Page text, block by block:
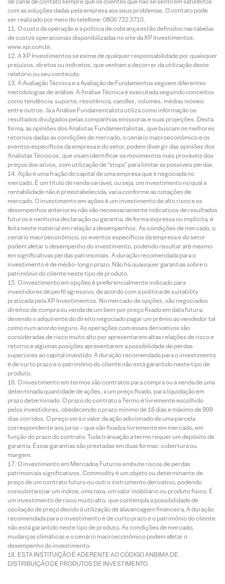
com as soluções dadas pela empresa aos seus problemas. O contato pode
ser realizado por meio do telefone: 0800 722 3710.
O custo da operação e a política de cobrança estão definidos nas tabelas
de custos operacionais disponibilizadas no site da XP Investimentos:
www.xpi.com.br.
A XP Investimentos se exime de qualquer responsabilidade por quaisquer
prejuízos, diretos ou indiretos, que venham a decorrer da utilização deste
relatório ou seu conteúdo.
A Avaliação Técnica e a Avaliação de Fundamentos seguem diferentes
metodologias de análise. A Análise Técnica é executada seguindo conceitos
como tendência, suporte, resistência, candles, volumes, médias móveis
entre outros. Já a Análise Fundamentalista utiliza como informação os
resultados divulgados pelas companhias emissoras e suas projeções. Desta
forma, as opiniões dos Analistas Fundamentalistas, que buscam os melhores
retornos dadas as condições de mercado, o cenário macroeconômico e os
eventos específicos da empresa e do setor, podem divergir das opiniões dos
Analistas Técnicos, que visam identificar os movimentos mais prováveis dos
preços dos ativos, com utilização de “stops” para limitar as possíveis perdas.
Ação é uma fração do capital de uma empresa que é negociada no
mercado. É um título de renda variável, ou seja, um investimento no qual a
rentabilidade não é preestabelecida, varia conforme as cotações de
mercado. O investimento em ações é um investimento de alto risco e os
desempenhos anteriores não são necessariamente indicativos de resultados
futuros e nenhuma declaração ou garantia, de forma expressa ou implícita, é
feita neste material em relação a desempenhos. As condições de mercado, o
cenário macroeconômico, os eventos específicos da empresa e do setor
podem afetar o desempenho do investimento, podendo resultar até mesmo
em significativas perdas patrimoniais. A duração recomendada para o
investimento é de médio-longo prazo. Não há quaisquer garantias sobre o
patrimônio do cliente neste tipo de produto.
O investimento em opções é preferencialmente indicado para
investidores de perfil agressivo, de acordo com a política de suitability
praticada pela XP Investimentos. No mercado de opções, são negociados
direitos de compra ou venda de um bem por preço fixado em data futura,
devendo o adquirente do direito negociado pagar um prêmio ao vendedor tal
como num acordo seguro. As operações com esses derivativos são
consideradas de risco muito alto por apresentarem altas relações de risco e
retorno e algumas posições apresentarem a possibilidade de perdas
superiores ao capital investido. A duração recomendada para o investimento
é de curto prazo e o patrimônio do cliente não está garantido neste tipo de
produto.
O investimento em termos são contratos para compra ou a venda de uma
determinada quantidade de ações, a um preço fixado, para liquidação em
prazo determinado. O prazo do contrato a Termo é livremente escolhido
pelos investidores, obedecendo o prazo mínimo de 16 dias e máximo de 999
dias corridos. O preço será o valor da ação adicionado de uma parcela
correspondente aos juros – que são fixados livremente em mercado, em
função do prazo do contrato. Toda transação a termo requer um depósito de
garantia. Essas garantias são prestadas em duas formas: cobertura ou
margem.
O investimento em Mercados Futuros embute riscos de perdas
patrimoniais significativos. Commodity é um objeto ou determinante de
preço de um contrato futuro ou outro instrumento derivativo, podendo
consubstanciar um índice, uma taxa, um valor mobiliário ou produto físico. É
um investimento de risco muito alto, que contempla a possibilidade de
oscilação de preço devido à utilização de alavancagem financeira. A duração
recomendada para o investimento é de curto prazo e o patrimônio do cliente
não está garantido neste tipo de produto. As condições de mercado,
mudanças climáticas e o cenário macroeconômico podem afetar o
desempenho do investimento.
ESTA INSTITUIÇÃO É ADERENTE AO CÓDIGO ANBIMA DE
DISTRIBUIÇÃO DE PRODUTOS DE INVESTIMENTO.